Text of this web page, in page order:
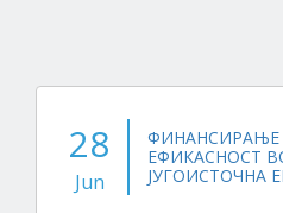
28
Jun
ФИНАНСИРАЊЕ
ЕФИКАСНОСТ
ЈУГОИСТОЧНА